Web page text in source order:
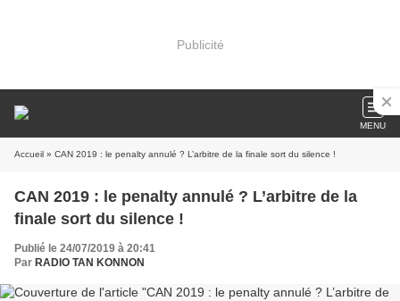
Publicité
MENU
Accueil » CAN 2019 : le penalty annulé ? L’arbitre de la finale sort du silence !
CAN 2019 : le penalty annulé ? L’arbitre de la
finale sort du silence !
Publié le 24/07/2019 à 20:41
Par RADIO TAN KONNON